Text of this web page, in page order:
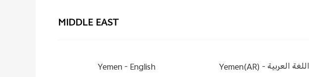
MIDDLE EAST
Yemen - English Yemen(AR) -اللغة العربية